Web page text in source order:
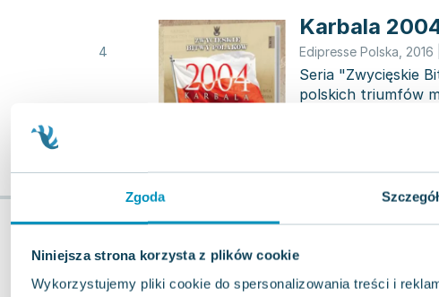
Zgoda
Niniejsza strona korzysta z plików cookie
Wykorzystujemy pliki cookie do spersonalizowania treści i
4
Karbala
Edipresse Polska 2016
Seria "Zwycięskie
polskich triumfów
Używana